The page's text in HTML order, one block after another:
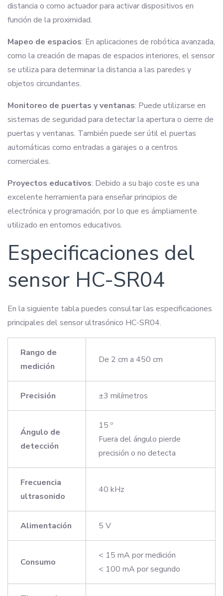
distancia o como actuador para activar dispositivos en
función de la proximidad.
Mapeo de espacios: En aplicaciones de robótica avanzada,
como la creación de mapas de espacios interiores, el sensor
se utiliza para determinar la distancia a las paredes y
objetos circundantes.
Monitoreo de puertas y ventanas: Puede utilizarse en
sistemas de seguridad para detectar la apertura o cierre de
puertas y ventanas. También puede ser útil el puertas
automáticas como entradas a garajes o a centros
comerciales.
Proyectos educativos: Debido a su bajo coste es una
excelente herramienta para enseñar principios de
electrónica y programación, por lo que es ámpliamente
utilizado en entornos educativos.
Especificaciones del
sensor HC-SR04
En la siguiente tabla puedes consultar las especificaciones
principales del sensor ultrasónico HC-SR04.
Rango de
medición
De 2 cm a 450 cm
Precisión ±3 milímetros
Ángulo de
detección
15 º
Fuera del ángulo pierde
precisión o no detecta
Frecuencia
ultrasonido
40 kHz
Alimentación 5 V
Consumo
< 15 mA por medición
< 100 mA por segundo